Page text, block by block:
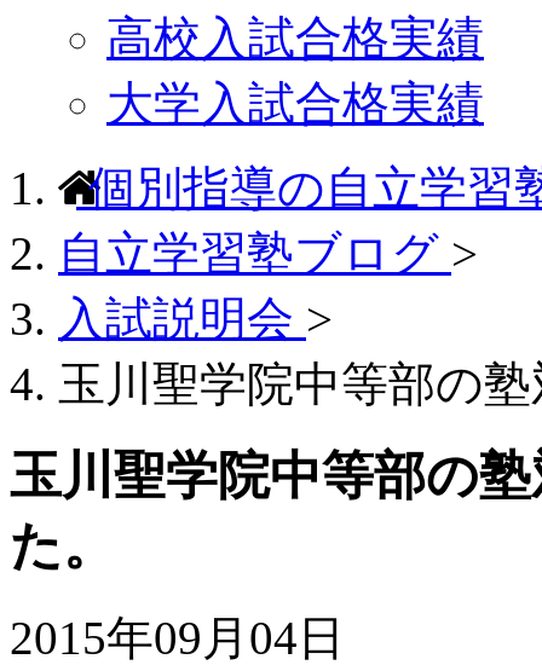
高校入試合格実績
大学入試合格実績
個別指導の自立学習
自立学習塾ブログ >
入試説明会 >
玉川聖学院中等部の
玉川聖学院中等部の
た。
2015年09月04日